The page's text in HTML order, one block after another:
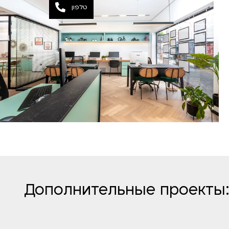
Дополнительные проекты:
טלפון